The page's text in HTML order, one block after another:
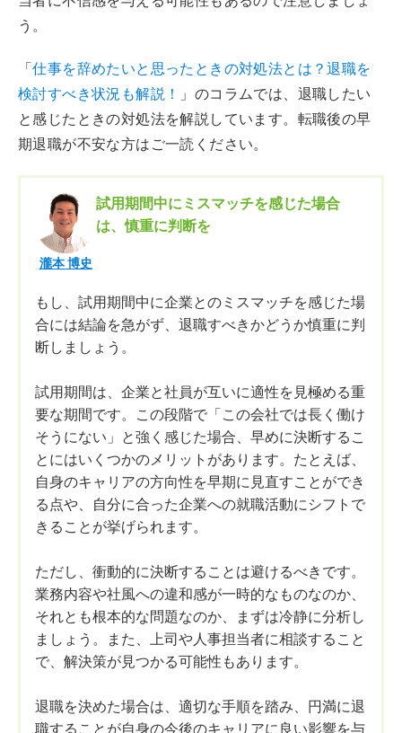
う。
「仕事を辞めたいと思ったときの対処法とは？退職を
検討すべき状況も解説！
」のコラムでは、退職したい
と感じたときの対処法を解説しています。転職後の早
期退職が不安な方はご一読ください。
瀧本 博史
試用期間中にミスマッチを感じた場合
は、慎重に判断を
もし、試用期間中に企業とのミスマッチを感じた場
合には結論を急がず、退職すべきかどうか慎重に判
断しましょう。
試用期間は、企業と社員が互いに適性を見極める重
要な期間です。この段階で「この会社では長く働け
そうにない」と強く感じた場合、早めに決断するこ
とにはいくつかのメリットがあります。たとえば、
自身のキャリアの方向性を早期に見直すことができ
る点や、自分に合った企業への就職活動にシフトで
きることが挙げられます。
ただし、衝動的に決断することは避けるべきです。
業務内容や社風への違和感が一時的なものなのか、
それとも根本的な問題なのか、まずは冷静に分析し
ましょう。また、上司や人事担当者に相談すること
で、解決策が見つかる可能性もあります。
退職を決めた場合は、適切な手順を踏み、円満に退
職することが自身の今後のキャリアに良い影響を与